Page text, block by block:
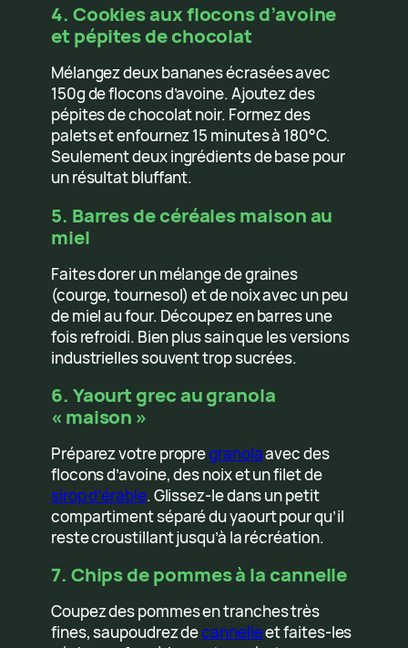
4. Cookies aux flocons d’avoine
et pépites de chocolat
Mélangez deux bananes écrasées avec
150g de flocons d’avoine. Ajoutez des
pépites de chocolat noir. Formez des
palets et enfournez 15 minutes à 180°C.
Seulement deux ingrédients de base pour
un résultat bluffant.
5. Barres de céréales maison au
miel
Faites dorer un mélange de graines
(courge, tournesol) et de noix avec un peu
de miel au four. Découpez en barres une
fois refroidi. Bien plus sain que les versions
industrielles souvent trop sucrées.
6. Yaourt grec au granola
« maison »
Préparez votre propregranolaavec des
flocons d’avoine, des noix et un filet de
sirop d’érable. Glissez-le dans un petit
compartiment séparé du yaourt pour qu’il
reste croustillant jusqu’à la récréation.
7. Chips de pommes à la cannelle
Coupez des pommes en tranches très
fines, saupoudrez decannelleet faites-les